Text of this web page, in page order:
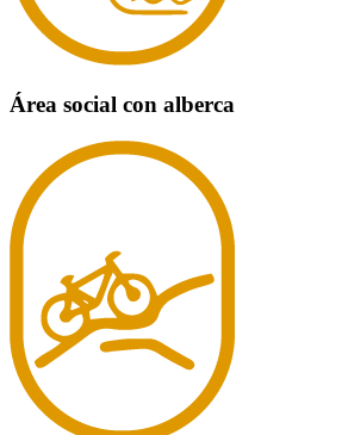
Área social con alberca